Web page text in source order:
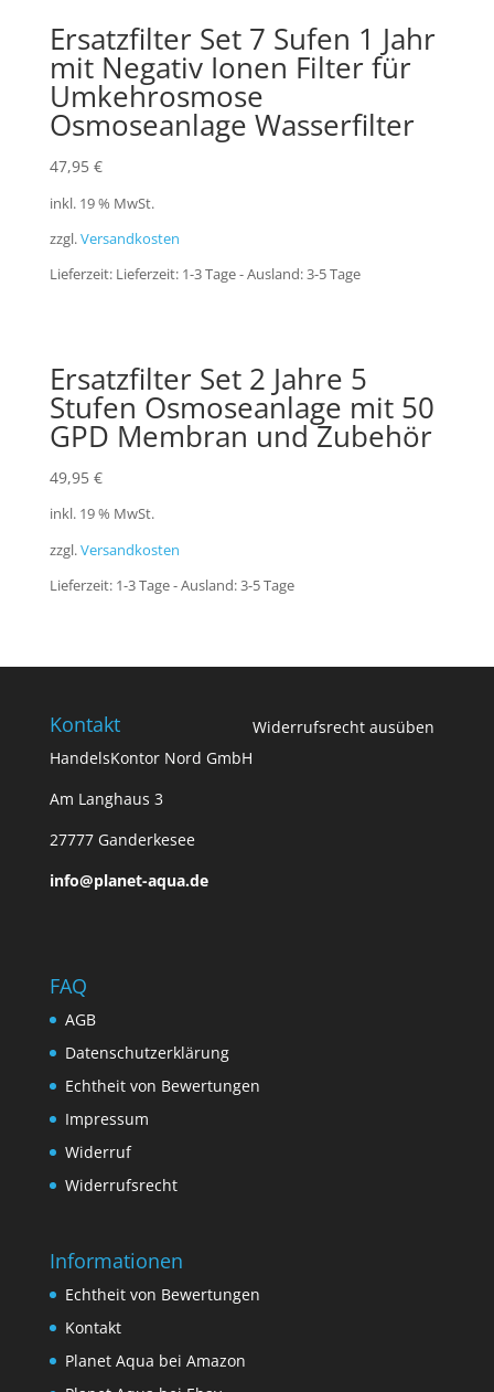
Ersatzfilter Set 7 Sufen 1 Jahr
mit Negativ Ionen Filter für
Umkehrosmose
Osmoseanlage Wasserfilter
47,95 €
inkl. 19 % MwSt.
zzgl.Versandkosten
Lieferzeit: Lieferzeit: 1-3 Tage - Ausland: 3-5 Tage
Ersatzfilter Set 2 Jahre 5
Stufen Osmoseanlage mit 50
GPD Membran und Zubehör
49,95 €
inkl. 19 % MwSt.
zzgl.Versandkosten
Lieferzeit: 1-3 Tage - Ausland: 3-5 Tage
Kontakt
HandelsKontor Nord GmbH
Am Langhaus 3
27777 Ganderkesee
info@planet-aqua.de
Widerrufsrecht ausüben
FAQ
AGB
Datenschutzerklärung
Echtheit von Bewertungen
Impressum
Widerruf
Widerrufsrecht
Informationen
Echtheit von Bewertungen
Kontakt
Planet Aqua bei Amazon